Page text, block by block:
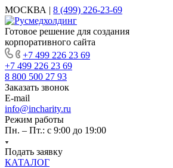
МОСКВА | 8 (499) 226-23-69
Готовое решение для создания
корпоративного сайта
+7 499 226 23 69
+7 499 226 23 69
8 800 500 27 93
Заказать звонок
E-mail
info@incharity.ru
Режим работы
Пн. – Пт.: с 9:00 до 19:00
Подать заявку
КАТАЛОГ